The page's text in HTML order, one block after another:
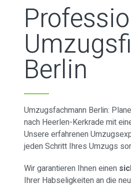
Berlin
Umzugsfachmann Berlin:
nach Heerlen-Kerkrade mit
Unsere erfahrenen
jeden Schritt Ihres Umzugs
Wir garantieren Ihnen einen
Ihrer Habseligkeiten an die